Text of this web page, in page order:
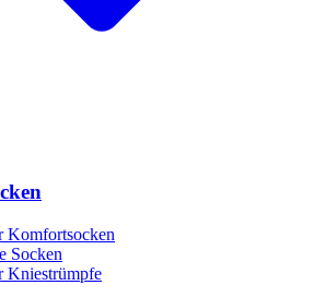
Komfortsocken
Socken
Kniestrümpfe